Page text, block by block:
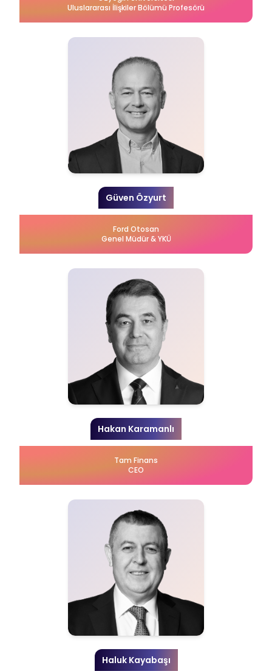
Uluslararası İlişkiler Bölümü Profesörü
Güven Özyurt
Ford Otosan
Genel Müdür & YKÜ
Hakan Karamanlı
Tam Finans
CEO
Haluk Kayabaşı